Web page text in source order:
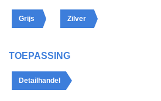
Grijs Zilver
TOEPASSING
Detailhandel